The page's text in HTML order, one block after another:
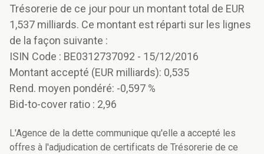
Trésorerie de ce jour pour un montant total de EUR
1,537 milliards. Ce montant est réparti sur les lignes
de la façon suivante :
ISIN Code : BE0312737092 - 15/12/2016
Montant accepté (EUR milliards): 0,535
Rend. moyen pondéré: -0,597 %
Bid-to-cover ratio : 2,96
L'Agence de la dette communique qu'elle a accepté les
offres à l'adjudication de certificats de Trésorerie de ce